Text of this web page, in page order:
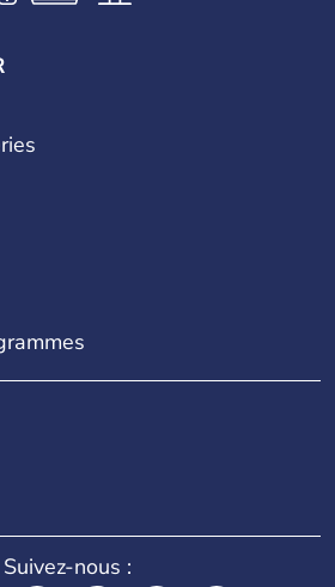
Suivez-nous :